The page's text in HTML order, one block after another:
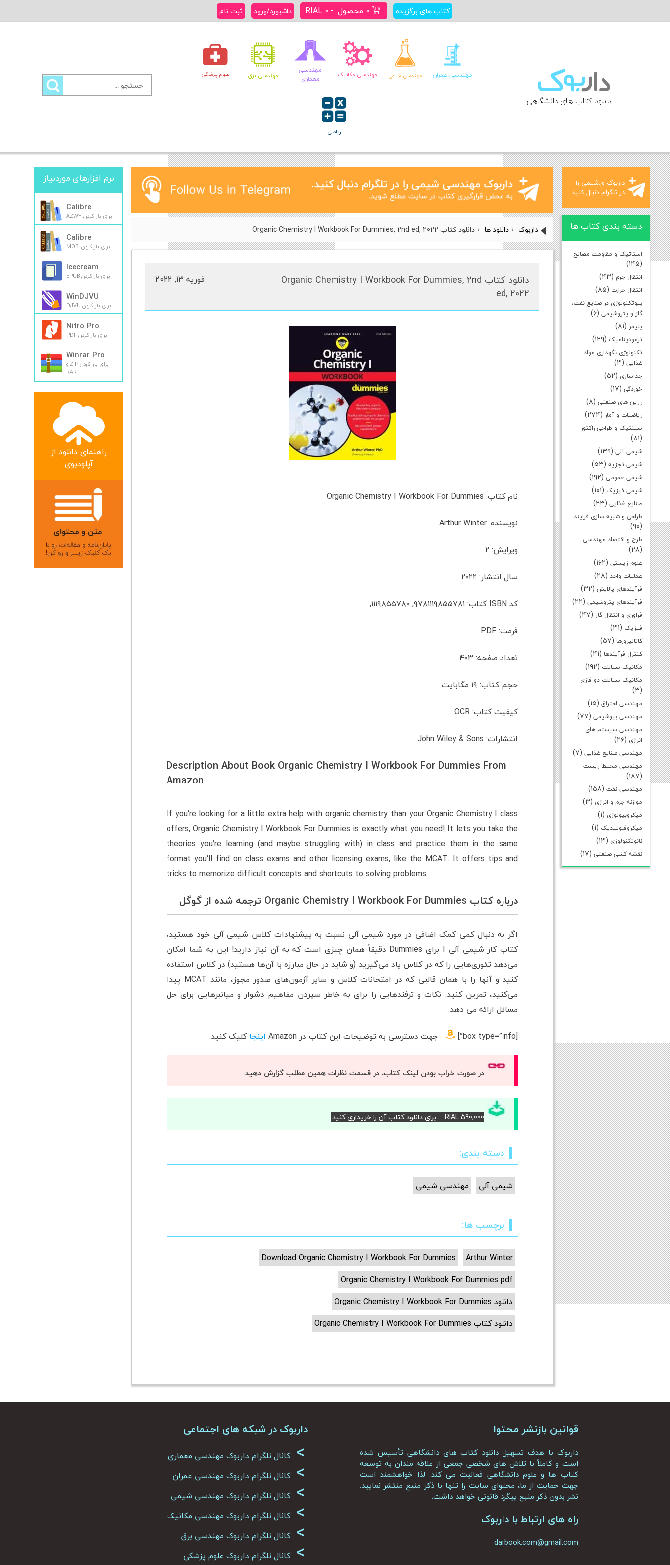
کتاب های برگزیده 0 محصول RIAL 0 داشبورد/ورود ثبت نام
دانلود کتاب های دانشگاهی
مهندسی عمران مهندسی شیمی مهندسی مکانیک
مهندسی
معماری
مهندسی برق علوم پزشکی
ریاضی
جستجو
برای:
داربوک م.شیمی را
در تلگرام دنبال کنید
دسته بندی کتاب ها
استاتیک و مقاومت مصالح
(۱۴۵)
انتقال جرم (۴۳)
انتقال حرارت (۸۵)
بیوتکنولوژی در صنایع نفت،
گاز و پتروشیمی (۶)
پلیمر (۸۱)
ترمودینامیک (۱۲۹)
تکنولوژی نگهداری مواد
غذایی (۳)
جداسازی (۵۲)
خوردگی (۱۷)
رزین های صنعتی (۸)
ریاضیات و آمار (۲۷۴)
سینتیک و طراحی راکتور
(۸۱)
شیمی آلی (۱۳۹)
شیمی تجزیه (۵۳)
شیمی عمومی (۱۹۲)
شیمی فیزیک (۱۰۱)
صنایع غذایی (۲۳)
طراحی و شبیه سازی فرایند
(۹۰)
طرح و اقتصاد مهندسی
(۲۸)
علوم زیستی (۱۶۲)
عملیات واحد (۲۸)
فرآیندهای پالایش (۳۲)
فرآیندهای پتروشیمی (۲۲)
فراوری و انتقال گاز (۴۷)
فیزیک (۳۱)
کاتالیزورها (۵۷)
کنترل فرآیندها (۴۱)
مکانیک سیالات (۱۹۲)
مکانیک سیالات دو فازی
(۳)
مهندسی احتراق (۱۵)
مهندسی بیوشیمی (۷۷)
مهندسی سیستم های
انرژی (۲۶)
مهندسی صنایع غذایی (۷)
مهندسی محیط زیست
(۱۸۷)
مهندسی نفت (۱۵۸)
موازنه جرم و انرژی (۳)
میکروبیولوژی (۱)
میکروفلوئیدیک (۱)
نانوتکنولوژی (۱۳)
نقشه کشی صنعتی (۱۷)
داربوک › دانلود ها › دانلود کتاب Organic Chemistry I Workbook For Dummies, 2nd ed, 2022
دانلود کتاب Organic Chemistry I Workbook For Dummies, 2nd
ed, 2022
فوریه 13, 2022
نام کتاب: Organic Chemistry I Workbook For Dummies
نویسنده: Arthur Winter
ویرایش: ۲
سال انتشار: ۲۰۲۲
کد ISBN کتاب: ۹۷۸۱۱۱۹۸۵۵۷۸۱, ۱۱۱۹۸۵۵۷۸۰,
فرمت: PDF
تعداد صفحه: ۴۰۳
حجم کتاب: ۱۹ مگابایت
کیفیت کتاب: OCR
انتشارات: John Wiley & Sons
Description About Book Organic Chemistry I Workbook For Dummies From
Amazon
If you’re looking for a little extra help with organic chemistry than your Organic Chemistry I class
offers, Organic Chemistry I Workbook For Dummies is exactly what you need! It lets you take the
theories you’re learning (and maybe struggling with) in class and practice them in the same
format you’ll find on class exams and other licensing exams, like the MCAT. It offers tips and
tricks to memorize difficult concepts and shortcuts to solving problems.
درباره کتاب Organic Chemistry I Workbook For Dummies ترجمه شده از گوگل
اگر به دنبال کمی کمک اضافی در مورد شیمی آلی نسبت به پیشنهادات کلاس شیمی آلی خود هستید،
کتاب کار شیمی آلی I برای Dummies دقیقاً همان چیزی است که به آن نیاز دارید! این به شما امکان
می‌دهد تئوری‌هایی را که در کلاس یاد می‌گیرید (و شاید در حال مبارزه با آن‌ها هستید) در کلاس استفاده
کنید و آنها را با همان قالبی که در امتحانات کلاس و سایر آزمون‌های صدور مجوز، مانند MCAT پیدا
می‌کنید، تمرین کنید. نکات و ترفندهایی را برای به خاطر سپردن مفاهیم دشوار و میانبرهایی برای حل
مسائل ارائه می دهد.
[box type=”info”]
جهت دسترسی به توضیحات این کتاب در Amazon اینجاکلیک کنید.
در صورت خراب بودن لینک کتاب، در قسمت نظرات همین مطلب گزارش دهید.
RIAL 590,000 – برای دانلود کتاب آن را خریداری کنید.
دسته بندی:
شیمی آلی مهندسی شیمی
برچسب ها:
Arthur Winter
Download Organic Chemistry I Workbook For Dummies
Organic Chemistry I Workbook For Dummies pdf
دانلود Organic Chemistry I Workbook For Dummies
دانلود کتاب Organic Chemistry I Workbook For Dummies
نرم افزارهای موردنیاز
Calibre
برای باز کردن AZW3
Calibre
برای باز کردن MOBI
Icecream
برای باز کردن EPUB
WinDJVU
برای باز کردن DJVU
Nitro Pro
برای باز کردن PDF
Winrar Pro
برای باز کردن ZIP و
RAR
راهنمای دانلود از
آپلودبوی
قوانین بازنشر محتوا
داربوک با هدف تسهیل دانلود کتاب های دانشگاهی تأسیس شده
است و کاملاً با تلاش های شخصی جمعی از علاقه مندان به توسعه
کتاب ها و علوم دانشگاهی فعالیت می کند. لذا خواهشمند است
جهت حمایت از ما، محتوای سایت را تنها با ذکر منبع منتشر نمایید.
نشر بدون ذکر منبع پیگرد قانونی خواهد داشت.
راه های ارتباط با داربوک
darbook.com@gmail.com
داربوک در شبکه های اجتماعی
> کانال تلگرام داربوک مهندسی معماری
> کانال تلگرام داربوک مهندسی عمران
> کانال تلگرام داربوک مهندسی شیمی
> کانال تلگرام داربوک مهندسی مکانیک
> کانال تلگرام داربوک مهندسی برق
> کانال تلگرام داربوک علوم پزشکی